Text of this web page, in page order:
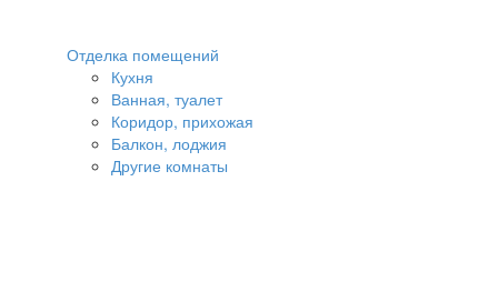
Отделка помещений
Кухня
Ванная, туалет
Коридор, прихожая
Балкон, лоджия
Другие комнаты